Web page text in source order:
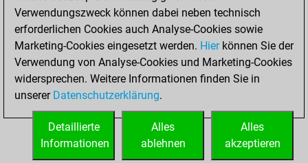
September 12,
2024
You played 14
blitz games
Play
You scored +11
=0 -3 in blitz
Verwendungszweck können dabei neben technisch
erforderlichen Cookies auch Analyse-Cookies sowie
Marketing-Cookies eingesetzt werden. Hierkönnen Sie der
Verwendung von Analyse-Cookies und Marketing-Cookies
widersprechen. Weitere Informationen finden Sie in
unserer Datenschutzerklärung.
Alles
akzeptieren
Alles
ablehnen
Detaillierte
Informationen